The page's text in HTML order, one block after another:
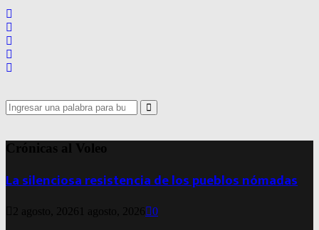
Search
for:
Search
Crónicas al Voleo
La silenciosa resistencia de los pueblos nómadas
2 agosto, 2026 1 agosto, 2026 0